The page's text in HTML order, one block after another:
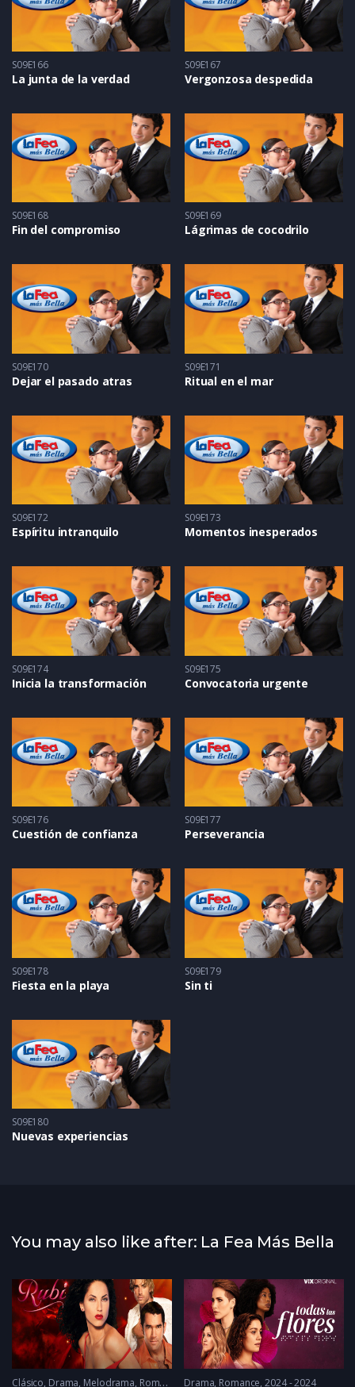
S09E166
La junta de la verdad
S09E167
Vergonzosa despedida
S09E168
Fin del compromiso
S09E169
Lágrimas de cocodrilo
S09E170
Dejar el pasado atras
S09E171
Ritual en el mar
S09E172
Espíritu intranquilo
S09E173
Momentos inesperados
S09E174
Inicia la transformación
S09E175
Convocatoria urgente
S09E176
Cuestión de confianza
S09E177
Perseverancia
S09E178
Fiesta en la playa
S09E179
Sin ti
S09E180
Nuevas experiencias
You may also like after: La Fea Más Bella
Clásico, Drama, Melodrama, Romance 2005 - 2005
Drama, Romance 2024 - 2024